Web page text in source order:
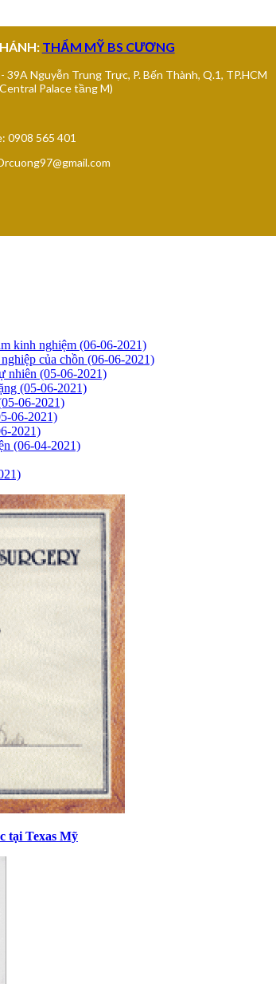
THẨM MỸ BS CƯƠNG
39A Nguyễn Trung Trực, P. Bến Thành, Q.1, TP.HCM
Palace tầng M)
0908 565 401
kinh nghiệm (06-06-2021)
của chồn (06-06-2021)
nhiên (05-06-2021)
(05-06-2021)
06-2021)
06-2021)
2021)
(06-04-2021)
tại Texas Mỹ